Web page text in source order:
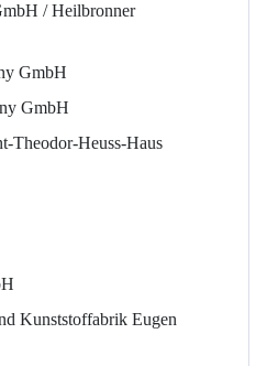
/ Heilbronner
GmbH
GmbH
Theodor-Heuss-Haus
Kunststoffabrik Eugen